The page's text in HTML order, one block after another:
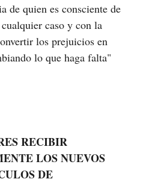
de quien es consciente de
caso y con la
los prejuicios en
lo que haga falta"
RECIBIR
LOS NUEVOS
DE